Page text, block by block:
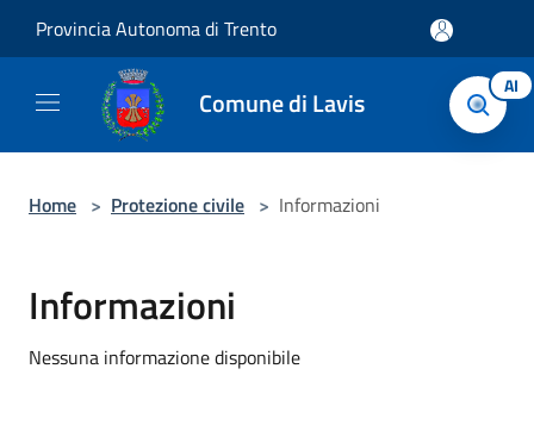
Provincia Autonoma di Trento
Comune di Lavis AI
Home > Protezione civile > Informazioni
Informazioni
Nessuna informazione disponibile